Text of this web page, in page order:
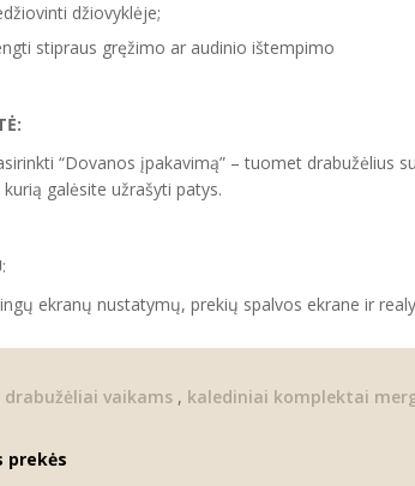
džiovyklėje;
stipraus gręžimo ar audinio ištempimo
“Dovanos įpakavimą” – tuomet drabužėlius
galėsite užrašyti patys.
:
ekranų nustatymų, prekių spalvos ekrane ir
vaikams, kalediniai komplektai
prekės